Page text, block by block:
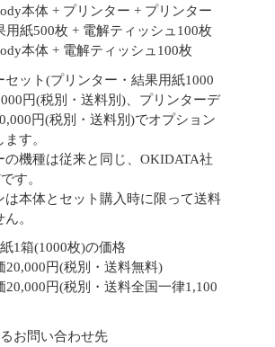
本体 + プリンター + プリンター
用紙500枚 + 電解ティッシュ100枚
本体 + 電解ティッシュ100枚
ット(プリンター・結果用紙1000
円(税別・送料別)、プリンターデ
円(税別・送料別)でオプション
す。
機種は従来と同じ、OKIDATA社
す。
本体とセット購入時に限って送料
。
1箱(1000枚)の価格
20,000円(税別・送料無料)
20,000円(税別・送料全国一律1,100
お問い合わせ先